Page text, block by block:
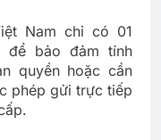
Nam chỉ có 01
để bảo đảm tính
quyền hoặc cần
phép gửi trực tiếp